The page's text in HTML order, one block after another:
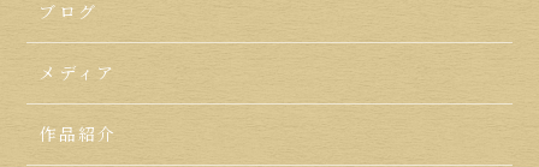
ブログ
メディア
作品紹介